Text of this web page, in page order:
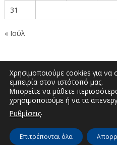
31
« Ιούλ
Δημοκρατίας 27,
2461351590 | Email:
© Διεύθυνση Διαφάνειας &
Χρησιμοποιούμε cookies για να
εμπειρία στον ιστότοπό μας.
Μπορείτε να μάθετε
χρησιμοποιούμε ή να τα
Ρυθμίσεις.
Επιτρέπονται όλα